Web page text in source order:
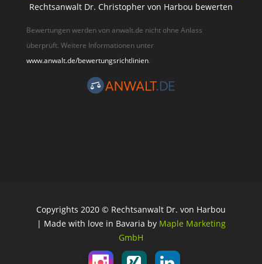
Rechtsanwalt Dr. Christopher von Harbou bewerten
Bewertungen werden von anwalt.de nicht ohne Anlass
überprüft. Weitere Informationen unter
www.anwalt.de/bewertungsrichtlinien.
Copyrights 2020 © Rechtsanwalt Dr. von Harbou
| Made with love in Bavaria by Maple Marketing
GmbH